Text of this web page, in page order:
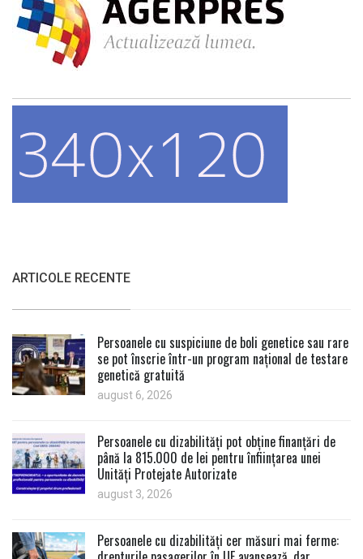
ARTICOLE RECENTE
Persoanele cu suspiciune de boli genetice sau rare
se pot înscrie într-un program național de testare
genetică gratuită
august 6, 2026
Persoanele cu dizabilități pot obține finanțări de
până la 815.000 de lei pentru înființarea unei
Unități Protejate Autorizate
august 3, 2026
Persoanele cu dizabilități cer măsuri mai ferme: